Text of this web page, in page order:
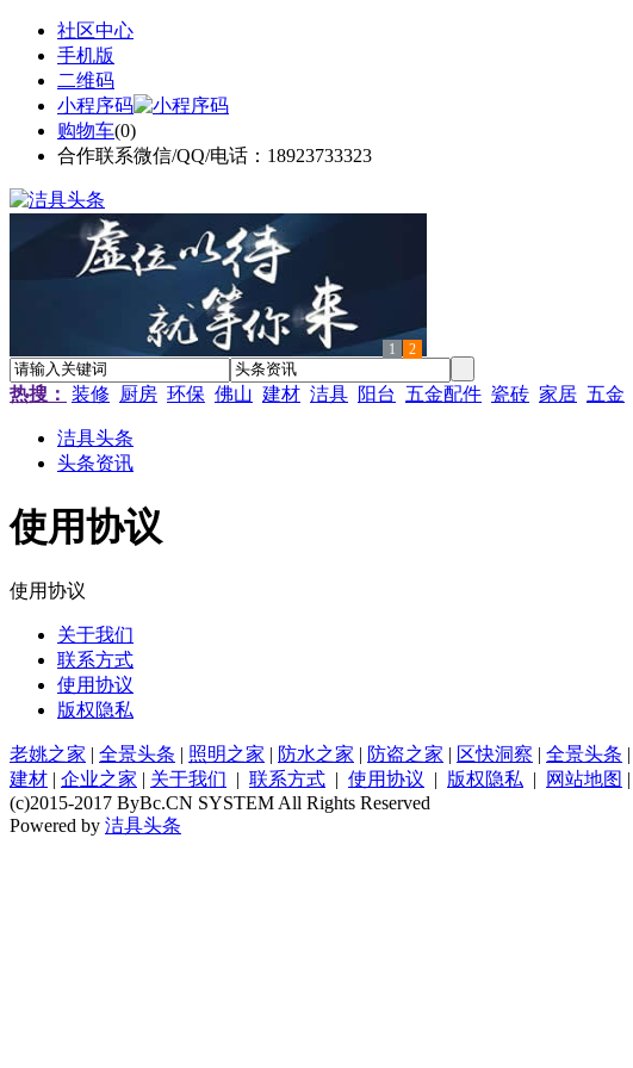
社区中心
手机版
二维码
小程序码
购物车(0)
合作联系微信/QQ/电话：18923733323
1 2
热搜： 装修 厨房 环保 佛山 建材 洁具 阳台 五金配件 瓷砖 家居 五金
洁具头条
头条资讯
使用协议
使用协议
关于我们
联系方式
使用协议
版权隐私
老姚之家 | 全景头条 | 照明之家 | 防水之家 | 防盗之家 | 区快洞察 | 全景头条 |
建材 | 企业之家 | 关于我们 | 联系方式 | 使用协议 | 版权隐私 | 网站地图 |
(c)2015-2017 ByBc.CN SYSTEM All Rights Reserved
Powered by 洁具头条